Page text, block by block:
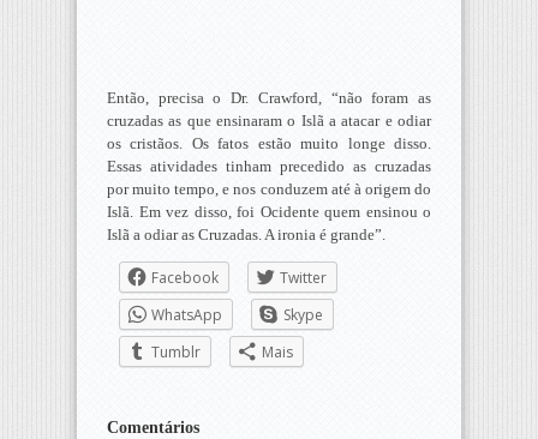
Então, precisa o Dr. Crawford, “não foram as
cruzadas as que ensinaram o Islã a atacar e odiar
os cristãos. Os fatos estão muito longe disso.
Essas atividades tinham precedido as cruzadas
por muito tempo, e nos conduzem até à origem do
Islã. Em vez disso, foi Ocidente quem ensinou o
Islã a odiar as Cruzadas. A ironia é grande”.
Facebook
Twitter
WhatsApp
Skype
Tumblr
Mais
Comentários